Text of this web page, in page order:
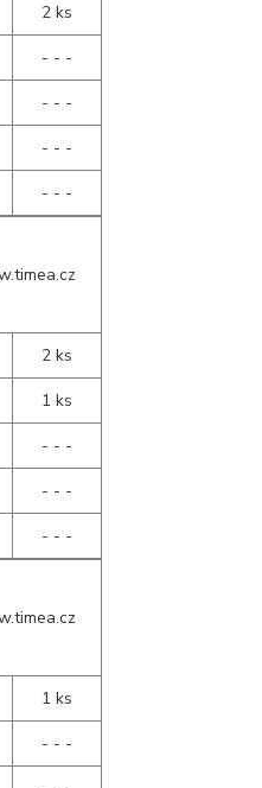
2 ks
- - -
- - -
- - -
- - -
2 ks
1 ks
- - -
- - -
- - -
1 ks
- - -